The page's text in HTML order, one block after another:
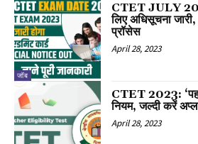
जॉब
CTET JULY
लिए अधिसूचना
प्रॉसेस
April 28, 2023
CTET 2023:
नियम, जल्दी करें
April 28, 2023